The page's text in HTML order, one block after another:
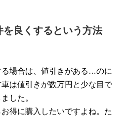
良くするという方法
場合は、値引きがある…のに
は値引きが数万円と少な目で
した。
得に購入したいですよね。た